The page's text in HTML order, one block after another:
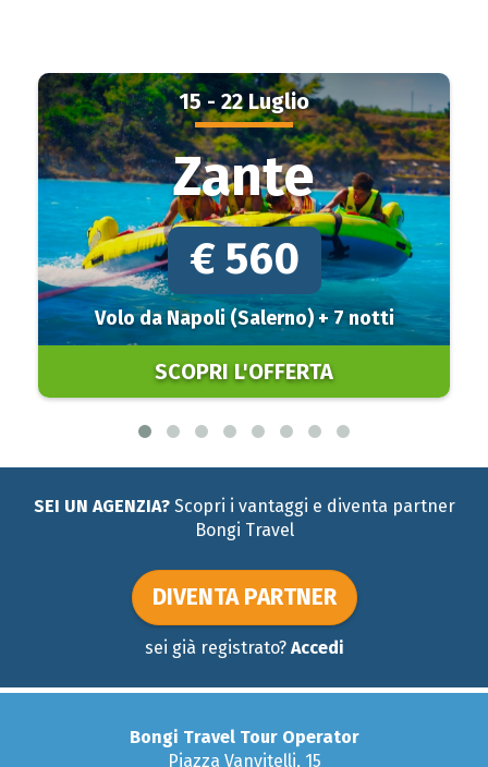
15 - 22 Luglio
Zante
€ 560
Volo da Napoli (Salerno) + 7 notti
SCOPRI L'OFFERTA
SEI UN AGENZIA?Scopri i vantaggi e diventa partner
Bongi Travel
DIVENTA PARTNER
sei già registrato? Accedi
Bongi Travel Tour Operator
Piazza Vanvitelli, 15